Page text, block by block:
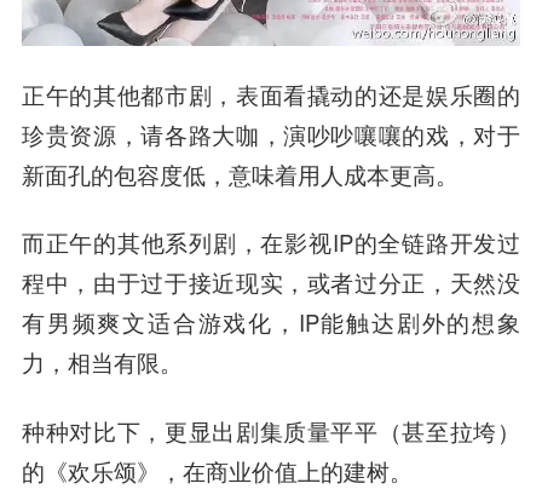
正午的其他都市剧，表面看撬动的还是娱乐圈的
珍贵资源，请各路大咖，演吵吵嚷嚷的戏，对于
新面孔的包容度低，意味着用人成本更高。
而正午的其他系列剧，在影视IP的全链路开发过
程中，由于过于接近现实，或者过分正，天然没
有男频爽文适合游戏化，IP能触达剧外的想象
力，相当有限。
种种对比下，更显出剧集质量平平（甚至拉垮）
的《欢乐颂》，在商业价值上的建树。